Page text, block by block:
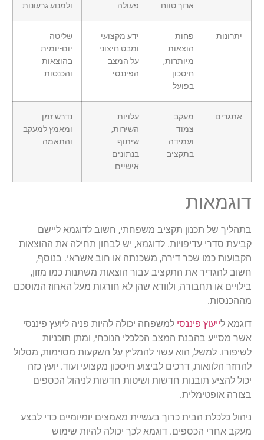
ארוך טווח
פעולה
ולמנוע גרעונות
יתרונות
פחות
הוצאות
מיותרות,
חיסכון
בפועל
ידע מקצועי
ומבט חיצוני
על המצב
הפיננסי
שליטה
יום-יומית
בהוצאות
והכנסות
אתגרים
מעקב
צמוד
ועמידה
בתקציב
עלויות
השירות,
שיתוף
בנתונים
אישיים
נדרש זמן
ומאמץ למעקב
והתאמה
דוגמאות
בתהליך של תכנון תקציב משפחתי, חשוב לדוגמא ליישם
קביעת סדרי עדיפויות. לדוגמא, יש לבחון תחילה את ההוצאות
הקבועות כמו שכר דירה, משכנתה או חוב אשראי. בנוסף,
חשוב להגדיר את התקציב עבור הוצאות משתנות כמו מזון,
בילויים או תחבורה, ולוודא שהן לא חורגות מעל האחוז המוסכם
מההכנסות.
דוגמא לייעוץ פיננסי למשפחה יכולה להיות פניה ליועץ פיננסי
אשר מסייע בהבנת המצב הכלכלי הנוכחי, ומתן תוכניות
לשיפורו. למשל, הוא עשוי להמליץ על השקעות מסוימות, מסלול
להחזר הלוואות, דרכים לביצוע חיסכון מקצועי ועוד. יועץ כזה
יכול להציע תובנות חדשות ושיטות חדשות לניהול הכספים
בצורה אופטימלית.
ניהול כלכלת הבית כרוך בעשיית מאמצים יומיומיים כדי לבצע
מעקב אחרי הכספים. דוגמא לכך יכולה להיות שימוש